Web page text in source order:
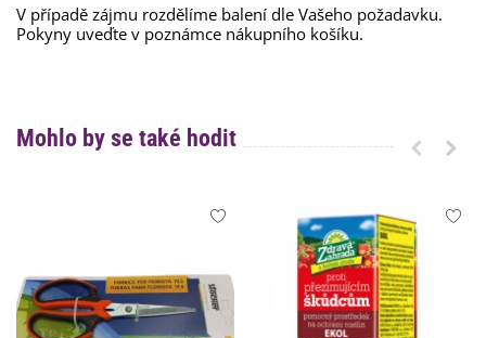
V případě zájmu rozdělíme balení dle Vašeho požadavku.
Pokyny uveďte v poznámce nákupního košíku.
Mohlo by se také hodit